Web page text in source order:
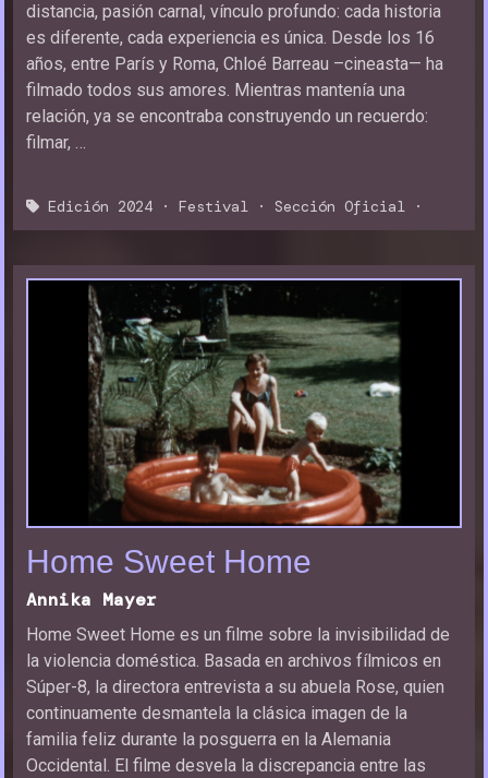
distancia, pasión carnal, vínculo profundo: cada historia
es diferente, cada experiencia es única. Desde los 16
años, entre París y Roma, Chloé Barreau –cineasta— ha
filmado todos sus amores. Mientras mantenía una
relación, ya se encontraba construyendo un recuerdo:
filmar, …
Edición 2024 · Festival · Sección Oficial ·
Home Sweet Home
Annika Mayer
Home Sweet Home es un filme sobre la invisibilidad de
la violencia doméstica. Basada en archivos fílmicos en
Súper-8, la directora entrevista a su abuela Rose, quien
continuamente desmantela la clásica imagen de la
familia feliz durante la posguerra en la Alemania
Occidental. El filme desvela la discrepancia entre las